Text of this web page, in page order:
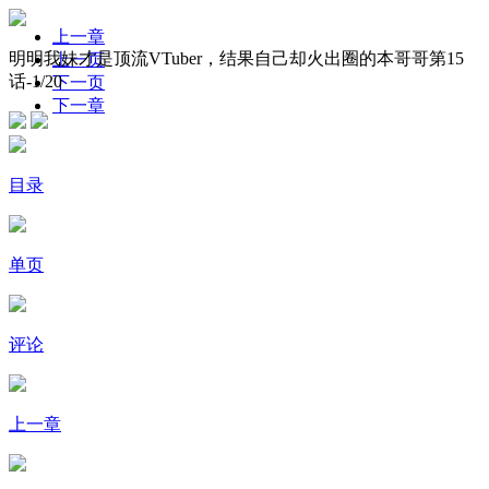
明明我妹才是顶流VTuber，结果自己却火出圈的本哥哥第15
话-1/20
上一章
上一页
下一页
下一章
目录
单页
评论
上一章